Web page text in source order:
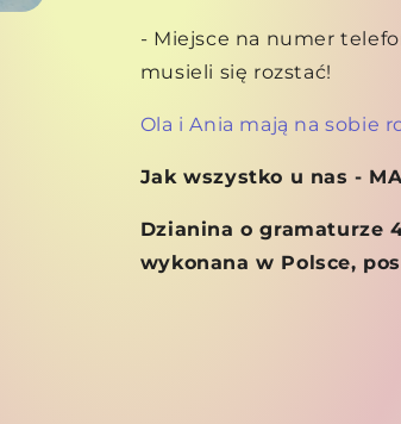
- Miejsce na numer
musieli się rozstać!
Ola i Ania mają na sobie
Jak wszystko u nas -
Dzianina o gramaturze
wykonana w Polsce,